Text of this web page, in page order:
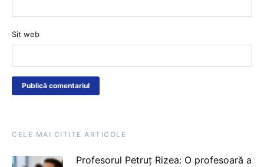
Sit web
CELE MAI CITITE ARTICOLE
Profesorul Petruț Rizea: O profesoară a